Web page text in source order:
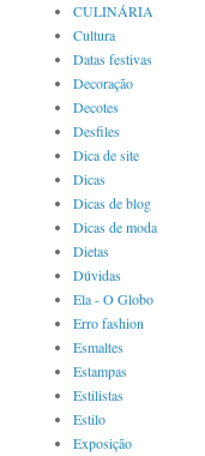
CULINÁRIA
Cultura
Datas festivas
Decoração
Decotes
Desfiles
Dica de site
Dicas
Dicas de blog
Dicas de moda
Dietas
Dúvidas
Ela - O Globo
Erro fashion
Esmaltes
Estampas
Estilistas
Estilo
Exposição